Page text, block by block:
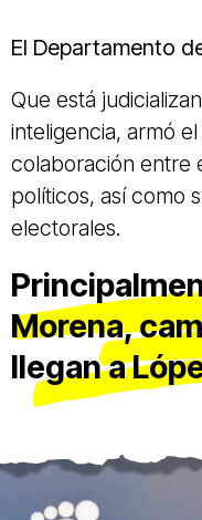
El Departamento
Que está
inteligencia, armó
colaboración entre
políticos, así como
electorales.
Morena,
llegan a